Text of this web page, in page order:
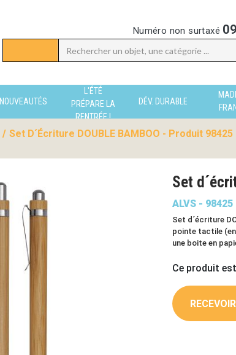
Numéro non surtaxé
NOUVEAUTÉS
L'ÉTÉ
PRÉPARE LA
RENTRÉE !
DÉV. DURABLE
/ Set D´écriture DOUBLE BAMBOO - Produit 98425
Set
ALVS - 98425
Set d´écriture
pointe tactile
une boite en
Ce produit